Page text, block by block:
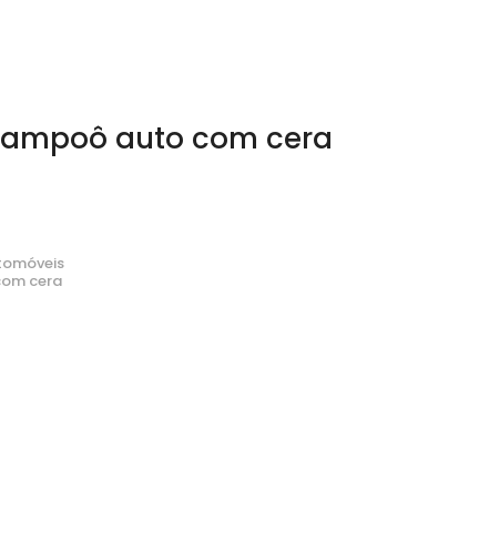
auto com cera
cera